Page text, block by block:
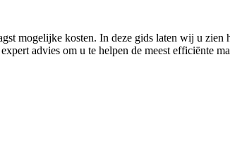
mogelijke kosten. In deze gids laten wij u zien
advies om u te helpen de meest efficiënte